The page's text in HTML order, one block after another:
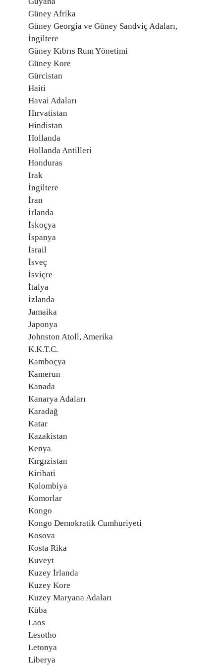
Güney Afrika
Güney Georgia ve Güney Sandviç Adaları,
İngiltere
Güney Kıbrıs Rum Yönetimi
Güney Kore
Gürcistan
Haiti
Havai Adaları
Hırvatistan
Hindistan
Hollanda
Hollanda Antilleri
Honduras
Irak
İngiltere
İran
İrlanda
İskoçya
İspanya
İsrail
İsveç
İsviçre
İtalya
İzlanda
Jamaika
Japonya
Johnston Atoll, Amerika
K.K.T.C.
Kamboçya
Kamerun
Kanada
Kanarya Adaları
Karadağ
Katar
Kazakistan
Kenya
Kırgızistan
Kiribati
Kolombiya
Komorlar
Kongo
Kongo Demokratik Cumhuriyeti
Kosova
Kosta Rika
Kuveyt
Kuzey İrlanda
Kuzey Kore
Kuzey Maryana Adaları
Küba
Laos
Lesotho
Letonya
Liberya